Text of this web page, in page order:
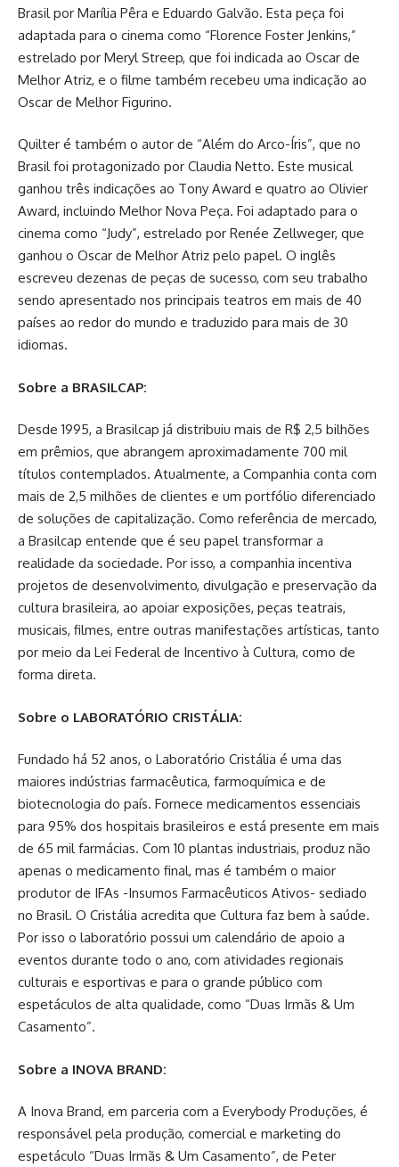
Brasil por Marília Pêra e Eduardo Galvão. Esta peça foi
adaptada para o cinema como “Florence Foster Jenkins,”
estrelado por Meryl Streep, que foi indicada ao Oscar de
Melhor Atriz, e o filme também recebeu uma indicação ao
Oscar de Melhor Figurino.
Quilter é também o autor de “Além do Arco-Íris”, que no
Brasil foi protagonizado por Claudia Netto. Este musical
ganhou três indicações ao Tony Award e quatro ao Olivier
Award, incluindo Melhor Nova Peça. Foi adaptado para o
cinema como “Judy”, estrelado por Renée Zellweger, que
ganhou o Oscar de Melhor Atriz pelo papel. O inglês
escreveu dezenas de peças de sucesso, com seu trabalho
sendo apresentado nos principais teatros em mais de 40
países ao redor do mundo e traduzido para mais de 30
idiomas.
Sobre a BRASILCAP:
Desde 1995, a Brasilcap já distribuiu mais de R$ 2,5 bilhões
em prêmios, que abrangem aproximadamente 700 mil
títulos contemplados. Atualmente, a Companhia conta com
mais de 2,5 milhões de clientes e um portfólio diferenciado
de soluções de capitalização. Como referência de mercado,
a Brasilcap entende que é seu papel transformar a
realidade da sociedade. Por isso, a companhia incentiva
projetos de desenvolvimento, divulgação e preservação da
cultura brasileira, ao apoiar exposições, peças teatrais,
musicais, filmes, entre outras manifestações artísticas, tanto
por meio da Lei Federal de Incentivo à Cultura, como de
forma direta.
Sobre o LABORATÓRIO CRISTÁLIA:
Fundado há 52 anos, o Laboratório Cristália é uma das
maiores indústrias farmacêutica, farmoquímica e de
biotecnologia do país. Fornece medicamentos essenciais
para 95% dos hospitais brasileiros e está presente em mais
de 65 mil farmácias. Com 10 plantas industriais, produz não
apenas o medicamento final, mas é também o maior
produtor de IFAs -Insumos Farmacêuticos Ativos- sediado
no Brasil. O Cristália acredita que Cultura faz bem à saúde.
Por isso o laboratório possui um calendário de apoio a
eventos durante todo o ano, com atividades regionais
culturais e esportivas e para o grande público com
espetáculos de alta qualidade, como “Duas Irmãs & Um
Casamento”.
Sobre a INOVA BRAND:
A Inova Brand, em parceria com a Everybody Produções, é
responsável pela produção, comercial e marketing do
espetáculo “Duas Irmãs & Um Casamento”, de Peter